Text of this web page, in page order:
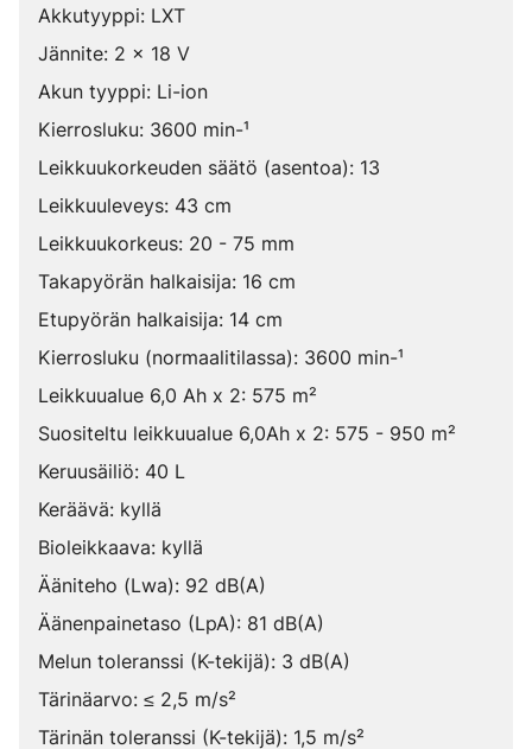
Akkutyyppi: LXT
Jännite: 2 x 18 V
Akun tyyppi: Li-ion
Kierrosluku: 3600 min-¹
Leikkuukorkeuden säätö (asentoa): 13
Leikkuuleveys: 43 cm
Leikkuukorkeus: 20 - 75 mm
Takapyörän halkaisija: 16 cm
Etupyörän halkaisija: 14 cm
Kierrosluku (normaalitilassa): 3600 min-¹
Leikkuualue 6,0 Ah x 2: 575 m²
Suositeltu leikkuualue 6,0Ah x 2: 575 - 950 m²
Keruusäiliö: 40 L
Keräävä: kyllä
Bioleikkaava: kyllä
Ääniteho (Lwa): 92 dB(A)
Äänenpainetaso (LpA): 81 dB(A)
Melun toleranssi (K-tekijä): 3 dB(A)
Tärinäarvo: ≤ 2,5 m/s²
Tärinän toleranssi (K-tekijä): 1,5 m/s²